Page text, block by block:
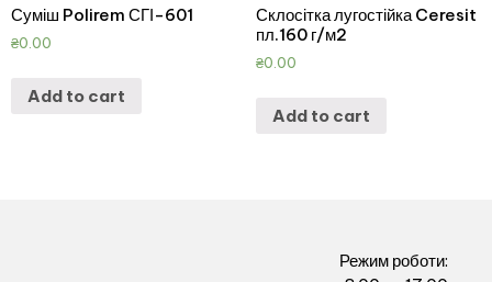
Суміш Polirem СГІ-601
₴0.00
Add to cart
Склосітка лугостійка Ceresit
пл.160 г/м2
₴0.00
Add to cart
Режим роботи: